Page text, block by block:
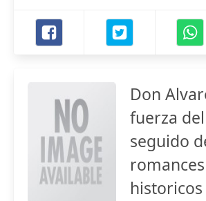
Don
fuerza
seguido
romances
historicos